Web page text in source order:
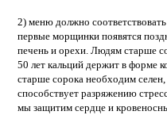
2) меню должно
первые морщинки появятся
печень и орехи. Людям старше
50 лет кальций держит в форме
старше сорока необходим
способствует разряжению
мы защитим сердце и